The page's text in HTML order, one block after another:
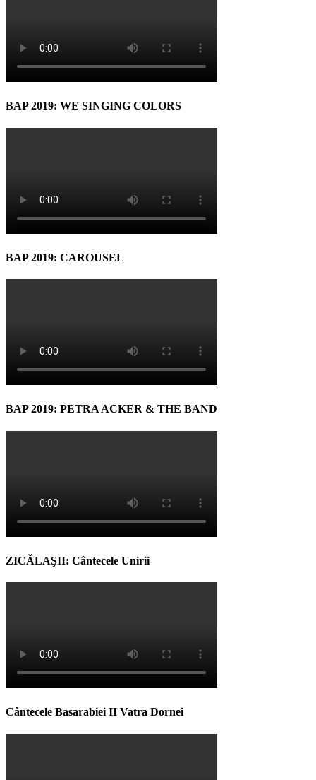
BAP 2019: WE SINGING COLORS
BAP 2019: CAROUSEL
BAP 2019: PETRA ACKER & THE BAND
ZICĂLAŞII: Cântecele Unirii
Cântecele Basarabiei II Vatra Dornei